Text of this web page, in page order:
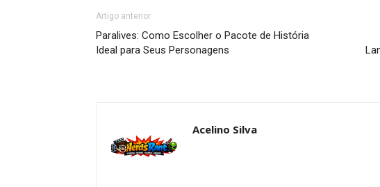
Artigo anterior
Paralives: Como Escolher o Pacote de História
Ideal para Seus Personagens
Acelino Silva